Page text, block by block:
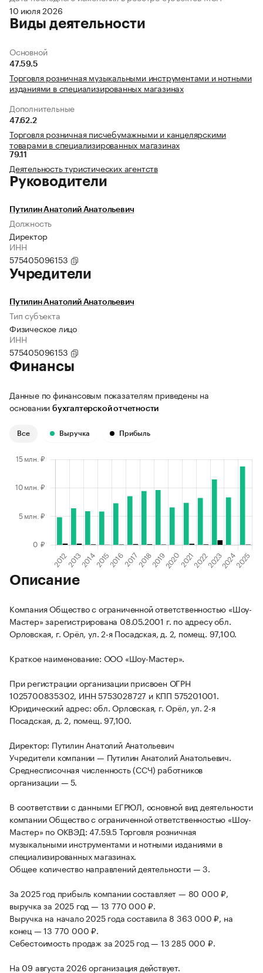
10 июля 2026
Виды деятельности
Основной
47.59.5
Торговля розничная музыкальными инструментами и нотными
изданиями в специализированных магазинах
Дополнительные
47.62.2
Торговля розничная писчебумажными и канцелярскими
товарами в специализированных магазинах
79.11
Деятельность туристических агентств
Руководители
Путилин Анатолий Анатольевич
Должность
Директор
ИНН
575405096153
Учредители
Путилин Анатолий Анатольевич
Тип субъекта
Физическое лицо
ИНН
575405096153
Финансы
Данные по финансовым показателям приведены на
основании бухгалтерской отчетности
Все Выручка Прибыль
Описание
Компания Общество с ограниченной ответственностью «Шоу-
Мастер» зарегистрирована 08.05.2001 г. по адресу обл.
Орловская, г. Орёл, ул. 2-я Посадская, д. 2, помещ. 97,100.
Краткое наименование: ООО «Шоу-Мастер».
При регистрации организации присвоен ОГРН
1025700835302, ИНН 5753028727 и КПП 575201001.
Юридический адрес: обл. Орловская, г. Орёл, ул. 2-я
Посадская, д. 2, помещ. 97,100.
Директор: Путилин Анатолий Анатольевич
Учредители компании — Путилин Анатолий Анатольевич.
Среднесписочная численность (ССЧ) работников
организации — 5.
В соответствии с данными ЕГРЮЛ, основной вид деятельности
компании Общество с ограниченной ответственностью «Шоу-
Мастер» по ОКВЭД: 47.59.5 Торговля розничная
музыкальными инструментами и нотными изданиями в
специализированных магазинах.
Общее количество направлений деятельности — 3.
За 2025 год прибыль компании составляет — 80 000 ₽,
выручка за 2025 год — 13 770 000 ₽.
Выручка на начало 2025 года составила 8 363 000 ₽, на
конец — 13 770 000 ₽.
Себестоимость продаж за 2025 год — 13 285 000 ₽.
На 09 августа 2026 организация действует.